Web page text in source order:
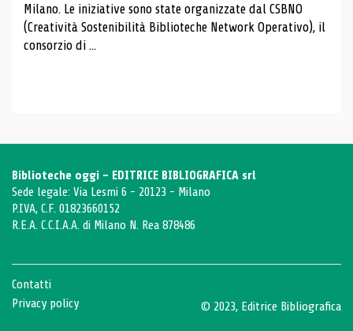
Milano. Le iniziative sono state organizzate dal CSBNO
(Creatività Sostenibilità Biblioteche Network Operativo), il
consorzio di ...
Biblioteche oggi - EDITRICE BIBLIOGRAFICA srl
Sede legale: Via Lesmi 6 - 20123 - Milano
P.IVA, C.F. 01823660152
R.E.A. C.C.I.A.A. di Milano N. Rea 878486
Contatti
Privacy policy
© 2023, Editrice Bibliografica